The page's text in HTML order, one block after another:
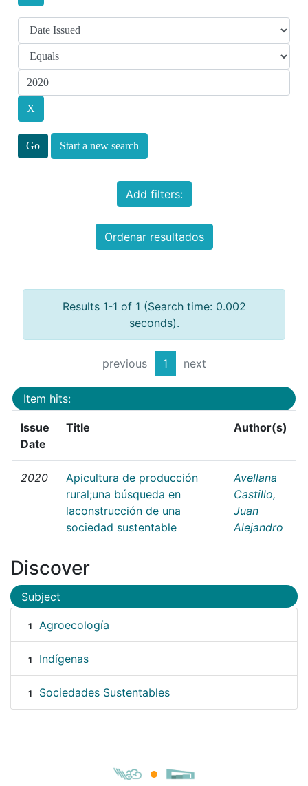
Start a new search
Add filters:
Ordenar resultados
Results 1-1 of 1 (Search time: 0.002
seconds).
previous 1 next
Item hits:
Issue
Date
Title Author(s)
2020
Apicultura de producción
rural;una búsqueda en
laconstrucción de una
sociedad sustentable
Avellana
Castillo,
Juan
Alejandro
Discover
Subject
1 Agroecología
1 Indígenas
1 Sociedades Sustentables